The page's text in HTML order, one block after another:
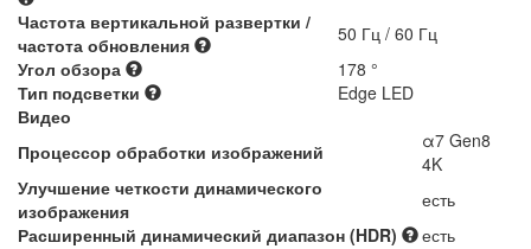
Частота вертикальной развертки /
частота обновления
50 Гц / 60 Гц
Угол обзора
178 °
Тип подсветки
Edge LED
Видео
Процессор обработки изображений
α7 Gen8
4K
Улучшение четкости динамического
изображения
есть
Расширенный динамический диапазон (HDR)
есть